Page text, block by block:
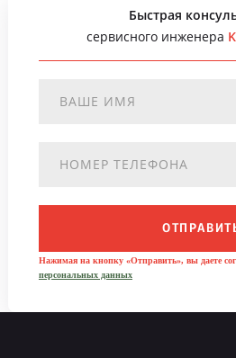
Быстрая
сервисного инженера
Нажимая на кнопку «Отправить», вы даете
персональных данных